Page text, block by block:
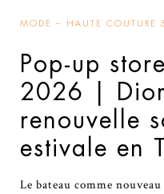
MODE – HAUTE COUTURE &
Pop-up
2026 |
renouvelle
estivale en
Le bateau comme